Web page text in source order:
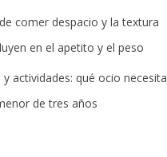
comer despacio y la textura
en el apetito y el peso
y actividades: qué ocio necesita
de tres años